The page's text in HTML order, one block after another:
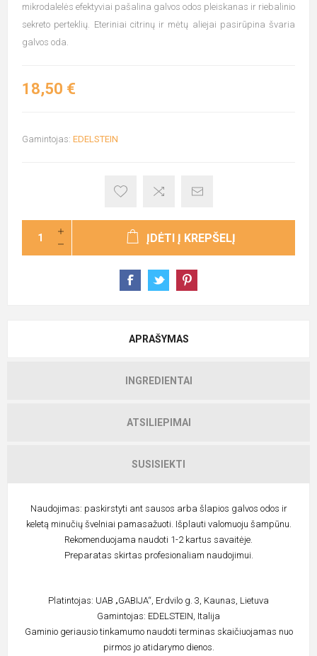
mikrodalelės efektyviai pašalina galvos odos pleiskanas ir riebalinio
sekreto perteklių. Eteriniai citrinų ir mėtų aliejai pasirūpina švaria
galvos oda.
18,50 €
Gamintojas: EDELSTEIN
ĮDĖTI Į KREPŠELĮ
APRAŠYMAS
INGREDIENTAI
ATSILIEPIMAI
SUSISIEKTI
Naudojimas: paskirstyti ant sausos arba šlapios galvos odos ir
keletą minučių švelniai pamasažuoti. Išplauti valomuoju šampūnu.
Rekomenduojama naudoti 1-2 kartus savaitėje.
Preparatas skirtas profesionaliam naudojimui.
Platintojas: UAB „GABIJA“, Erdvilo g. 3, Kaunas, Lietuva
Gamintojas: EDELSTEIN, Italija
Gaminio geriausio tinkamumo naudoti terminas skaičiuojamas nuo
pirmos jo atidarymo dienos.